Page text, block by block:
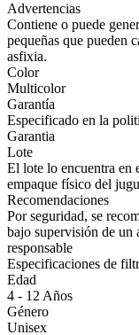
Detalles
Material
Perfecta para
Recomendado
Mostrar más
Advertencias
Contiene o puede
pequeñas que pueden
asfixia.
Color
Multicolor
Garantía
Especificado en la
Garantia
Lote
El lote lo encuentra en
empaque físico del
Recomendaciones
Por seguridad, se
bajo supervisión de un
responsable
Especificaciones de
Edad
4 - 12 Años
Género
Unisex